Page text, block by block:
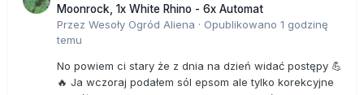
Moonrock, 1x White Rhino - 6x Automat
Przez Wesoły Ogród Aliena · Opublikowano 1 godzinę
temu
No powiem ci stary że z dnia na dzień widać postępy 💪
🔥 Ja wczoraj podałem sól epsom ale tylko korekcyjne